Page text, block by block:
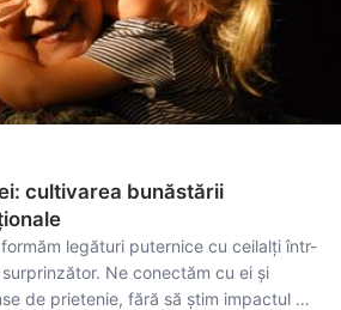
cultivarea bunăstării
legături puternice cu ceilalți într-
Ne conectăm cu ei și
de prietenie, fără să știm impactul pe